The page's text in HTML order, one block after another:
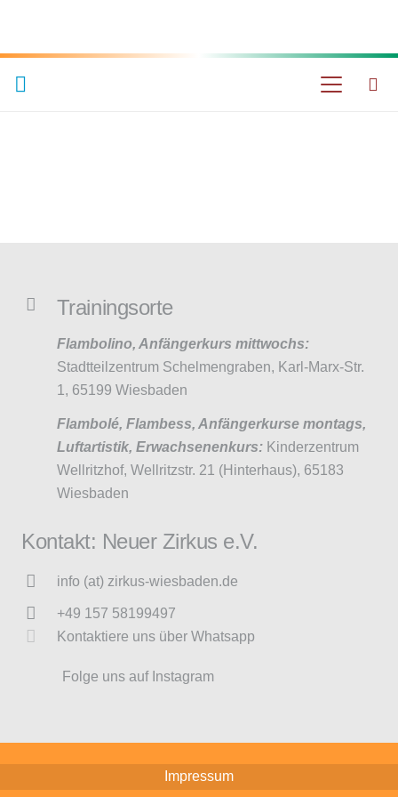
Trainingsorte
Flambolino, Anfängerkurs mittwochs:
Stadtteilzentrum Schelmengraben, Karl-Marx-Str.
1, 65199 Wiesbaden
Flambolé, Flambess, Anfängerkurse montags,
Luftartistik, Erwachsenenkurs: Kinderzentrum
Wellritzhof, Wellritzstr. 21 (Hinterhaus), 65183
Wiesbaden
Kontakt: Neuer Zirkus e.V.
info (at) zirkus-wiesbaden.de
+49 157 58199497
Kontaktiere uns über Whatsapp
Folge uns auf Instagram
Impressum